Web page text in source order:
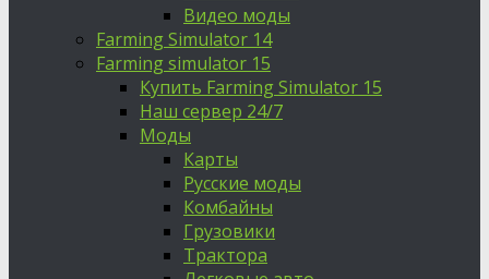
Видео моды
Farming Simulator 14
Farming simulator 15
Купить Farming Simulator 15
Наш сервер 24/7
Моды
Карты
Русские моды
Комбайны
Грузовики
Трактора